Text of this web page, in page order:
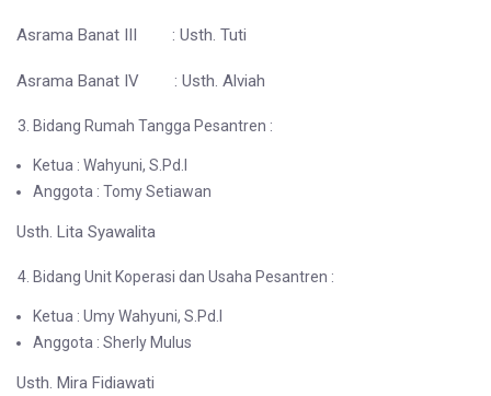
Asrama Banat III : Usth. Tuti
Asrama Banat IV : Usth. Alviah
Bidang Rumah Tangga Pesantren :
Ketua : Wahyuni, S.Pd.I
Anggota : Tomy Setiawan
Usth. Lita Syawalita
Bidang Unit Koperasi dan Usaha Pesantren :
Ketua : Umy Wahyuni, S.Pd.I
Anggota : Sherly Mulus
Usth. Mira Fidiawati